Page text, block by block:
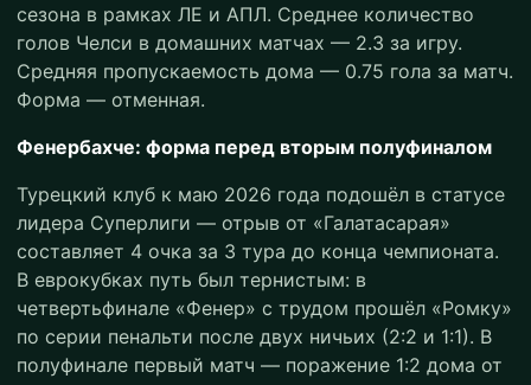
сезона в рамках ЛЕ и АПЛ. Среднее количество
голов Челси в домашних матчах — 2.3 за игру.
Средняя пропускаемость дома — 0.75 гола за матч.
Форма — отменная.
Фенербахче: форма перед вторым полуфиналом
Турецкий клуб к маю 2026 года подошёл в статусе
лидера Суперлиги — отрыв от «Галатасарая»
составляет 4 очка за 3 тура до конца чемпионата.
В еврокубках путь был тернистым: в
четвертьфинале «Фенер» с трудом прошёл «Ромку»
по серии пенальти после двух ничьих (2:2 и 1:1). В
полуфинале первый матч — поражение 1:2 дома от